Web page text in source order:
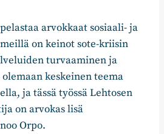
arvokkaat sosiaali- ja
on keinot sote-kriisin
turvaaminen ja
keskeinen teema
ja tässä työssä Lehtosen
on arvokas lisä
Orpo.